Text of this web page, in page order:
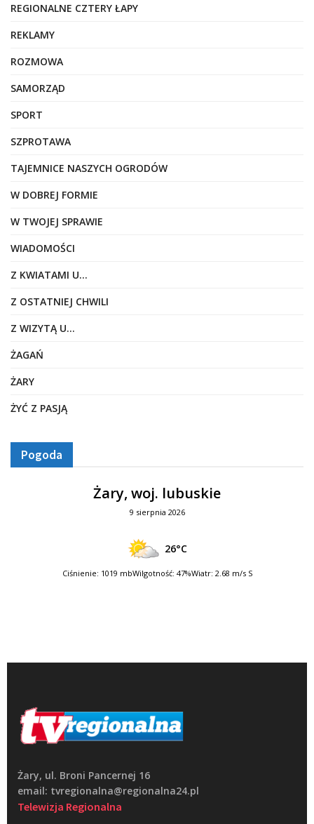
REGIONALNE CZTERY ŁAPY
REKLAMY
ROZMOWA
SAMORZĄD
SPORT
SZPROTAWA
TAJEMNICE NASZYCH OGRODÓW
W DOBREJ FORMIE
W TWOJEJ SPRAWIE
WIADOMOŚCI
Z KWIATAMI U…
Z OSTATNIEJ CHWILI
Z WIZYTĄ U…
ŻAGAŃ
ŻARY
ŻYĆ Z PASJĄ
Pogoda
Żary, woj. lubuskie
9 sierpnia 2026
26°C
Ciśnienie: 1019 mbWilgotność: 47%Wiatr: 2.68 m/s S
Żary, ul. Broni Pancernej 16
email: tvregionalna@regionalna24.pl
Telewizja Regionalna